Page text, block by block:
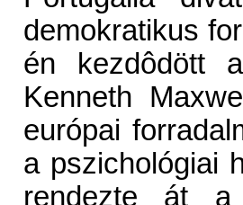
demokratikus
én kezdôdött
Kenneth
európai
a pszichológiai
rendezte át a